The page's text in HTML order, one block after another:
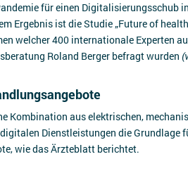
für einen Digitalisierungsschub
Ergebnis ist die Studie „Future of
welcher 400 internationale Experten
Roland Berger befragt wurden
Kombination aus elektrischen,
Dienstleistungen die Grundlage
wie das Ärzteblatt berichtet.